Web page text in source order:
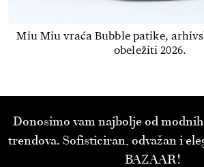
Miu Miu vraća Bubble patike,
obeležiti 2026.
Donosimo vam najbolje od
trendova. Sofisticiran, odvažan i
BAZAAR!